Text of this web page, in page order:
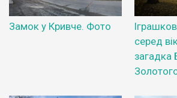
Замок у Кривче. Фото
серед
загадка